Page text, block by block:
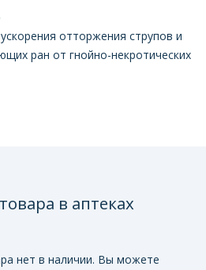
отторжения струпов и
ран от гнойно-некротических
в аптеках
нет в наличии. Вы можете